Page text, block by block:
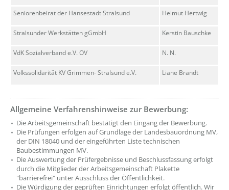
Seniorenbeirat der Hansestadt Stralsund Helmut Hertwig
Stralsunder Werkstätten gGmbH Kerstin Bauschke
VdK Sozialverband e.V. OV N. N.
Volkssolidarität KV Grimmen- Stralsund e.V. Liane Brandt
??? absaetzeOben[5]/titel ???
Allgemeine Verfahrenshinweise zur Bewerbung:
Die Arbeitsgemeinschaft bestätigt den Eingang der Bewerbung.
Die Prüfungen erfolgen auf Grundlage der Landesbauordnung MV,
der DIN 18040 und der eingeführten Liste technischen
Baubestimmungen MV.
Die Auswertung der Prüfergebnisse und Beschlussfassung erfolgt
durch die Mitglieder der Arbeitsgemeinschaft Plakette
"barrierefrei" unter Ausschluss der Öffentlichkeit.
Die Würdigung der geprüften Einrichtungen erfolgt öffentlich. Wir